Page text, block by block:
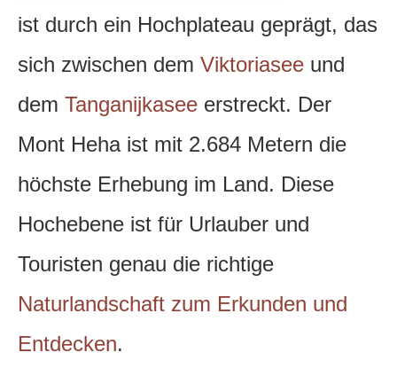
ist durch ein Hochplateau geprägt, das
sich zwischen dem Viktoriasee und
dem Tanganijkasee erstreckt. Der
Mont Heha ist mit 2.684 Metern die
höchste Erhebung im Land. Diese
Hochebene ist für Urlauber und
Touristen genau die richtige
Naturlandschaft zum Erkunden und
Entdecken.